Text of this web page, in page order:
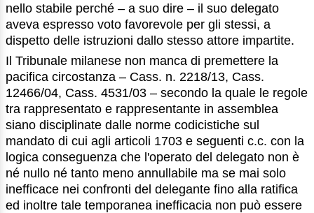
nello stabile perché – a suo dire – il suo delegato
aveva espresso voto favorevole per gli stessi, a
dispetto delle istruzioni dallo stesso attore impartite.
Il Tribunale milanese non manca di premettere la
pacifica circostanza – Cass. n. 2218/13, Cass.
12466/04, Cass. 4531/03 – secondo la quale le regole
tra rappresentato e rappresentante in assemblea
siano disciplinate dalle norme codicistiche sul
mandato di cui agli articoli 1703 e seguenti c.c. con la
logica conseguenza che l'operato del delegato non è
né nullo né tanto meno annullabile ma se mai solo
inefficace nei confronti del delegante fino alla ratifica
ed inoltre tale temporanea inefficacia non può essere